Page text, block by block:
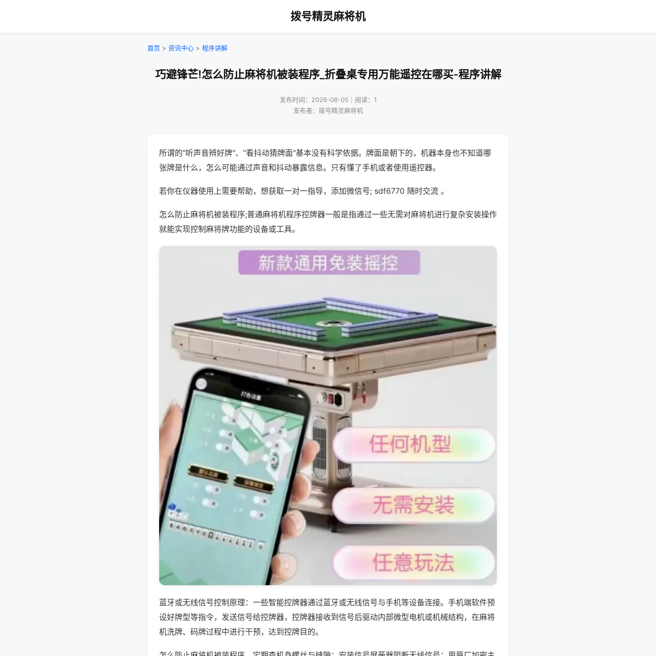
拨号精灵麻将机
首页 > 资讯中心 > 程序讲解
巧避锋芒!怎么防止麻将机被装程序_折叠桌专用万能遥控在哪买-程序讲解
发布时间：2026-08-05｜阅读：1
发布者：拨号精灵麻将机
所谓的"听声音辨好牌"、"看抖动猜牌面"基本没有科学依据。牌面是朝下的，机器本身也不知道哪
张牌是什么，怎么可能通过声音和抖动暴露信息。只有懂了手机或者使用遥控器。
若你在仪器使用上需要帮助，想获取一对一指导，添加微信号; sdf6770 随时交流 。
怎么防止麻将机被装程序;普通麻将机程序控牌器一般是指通过一些无需对麻将机进行复杂安装操作
就能实现控制麻将牌功能的设备或工具。
蓝牙或无线信号控制原理：一些智能控牌器通过蓝牙或无线信号与手机等设备连接。手机端软件预
设好牌型等指令，发送信号给控牌器，控牌器接收到信号后驱动内部微型电机或机械结构，在麻将
机洗牌、码牌过程中进行干预，达到控牌目的。